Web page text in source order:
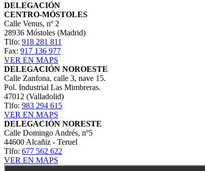
DELEGACIÓN
CENTRO-MÓSTOLES
Calle Venus, nº 2
28936 Móstoles (Madrid)
Tlfo: 918 281 811
Fax: 917 136 977
VER EN MAPS
DELEGACIÓN NOROESTE
Calle Zanfona, calle 3, nave 15.
Pol. Industrial Las Mimbreras.
47012 (Valladolid)
Tlfo: 983 294 615
VER EN MAPS
DELEGACIÓN NORESTE
Calle Domingo Andrés, nº5
44600 Alcañiz - Teruel
Tlfo: 677 562 622
VER EN MAPS